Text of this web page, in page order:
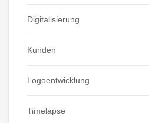
Digitalisierung
Kunden
Logoentwicklung
Timelapse